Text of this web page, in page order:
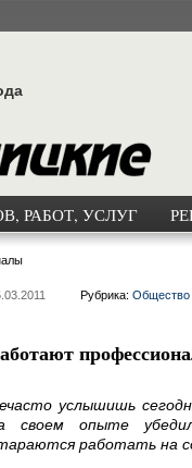
РАБОТ, УСЛУГ
Рубрика: Общество
услышишь
своем опыте
работать на